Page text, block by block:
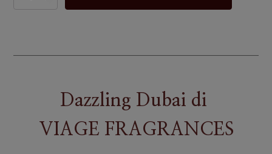
Dazzling Dubai di
VIAGE FRAGRANCES